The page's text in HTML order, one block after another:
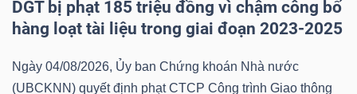
DGT bị phạt 185 triệu đồng vì chậm công bố
hàng loạt tài liệu trong giai đoạn 2023-2025
Ngày 04/08/2026, Ủy ban Chứng khoán Nhà nước
(UBCKNN) quyết định phạt CTCP Công trình Giao thông